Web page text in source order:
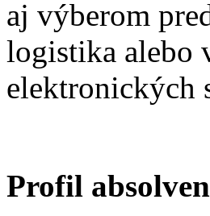
aj výberom
logistika alebo
elektronických
Profil